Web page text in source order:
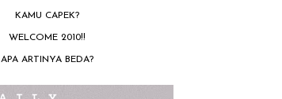
KAMU CAPEK?
WELCOME 2010!!
APA ARTINYA BEDA?